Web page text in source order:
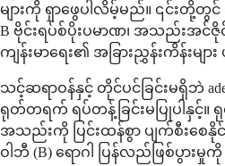
များကို ရှာဖွေပါလိမ့်မည်။ ၎င်းတို့တွ
B ဗိုင်းရပ်စ်ပိုးပမာဏ၊ အသည်းအင်
ကျန်းမာရေး၏ အခြားညွှန်းကိန်းမျာ
သင့်ဆရာဝန်နှင့် တိုင်ပင်ခြင်းမရှိဘဲ
ရုတ်တရက် ရပ်တန့်ခြင်းမပြုပါနှင့်
အသည်းကို ပြင်းထန်စွာ ပျက်စီးစ
ဝါဘီ (B) ရောဂါ ပြန်လည်ဖြစ်ပွားမှု